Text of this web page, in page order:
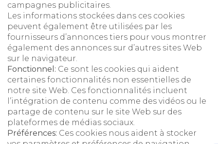
campagnes publicitaires.
Les informations stockées dans ces cookies
peuvent également être utilisées par les
fournisseurs d’annonces tiers pour vous montrer
également des annonces sur d’autres sites Web
sur le navigateur.
Fonctionnel: Ce sont les cookies qui aident
certaines fonctionnalités non essentielles de
notre site Web. Ces fonctionnalités incluent
l’intégration de contenu comme des vidéos ou le
partage de contenu sur le site Web sur des
plateformes de médias sociaux.
Préférences: Ces cookies nous aident à stocker